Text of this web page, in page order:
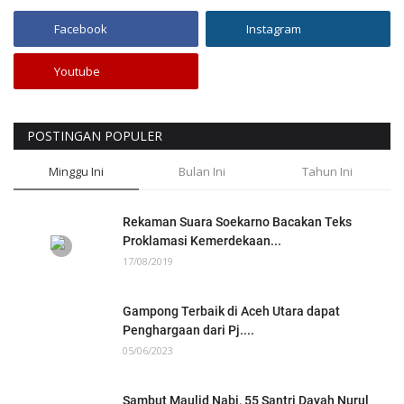
Facebook Instagram
Youtube
POSTINGAN POPULER
Minggu Ini Bulan Ini Tahun Ini
Rekaman Suara Soekarno Bacakan Teks
Proklamasi Kemerdekaan...
17/08/2019
Gampong Terbaik di Aceh Utara dapat
Penghargaan dari Pj....
05/06/2023
Sambut Maulid Nabi, 55 Santri Dayah Nurul